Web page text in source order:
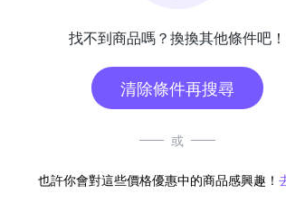
找不到商品嗎？換換其他條件吧！
清除條件再搜尋
或
也許你會對這些價格優惠中的商品感興趣！